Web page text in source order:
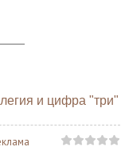
и цифра "три"